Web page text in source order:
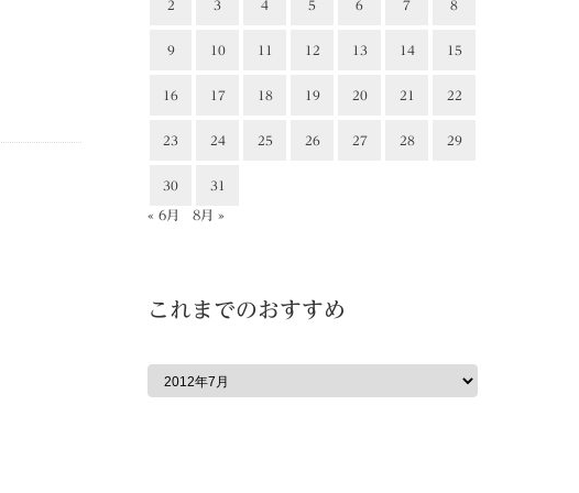
2 3 4 5 6 7 8
9 10 11 12 13 14 15
16 17 18 19 20 21 22
23 24 25 26 27 28 29
30 31
« 6月 8月 »
これまでのおすすめ